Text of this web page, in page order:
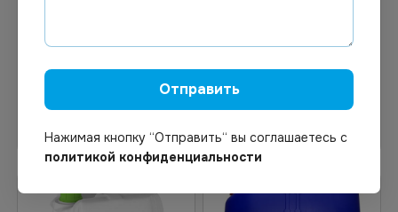
Отправить
Нажимая кнопку “Отправить“ вы соглашаетесь с
политикой конфиденциальности